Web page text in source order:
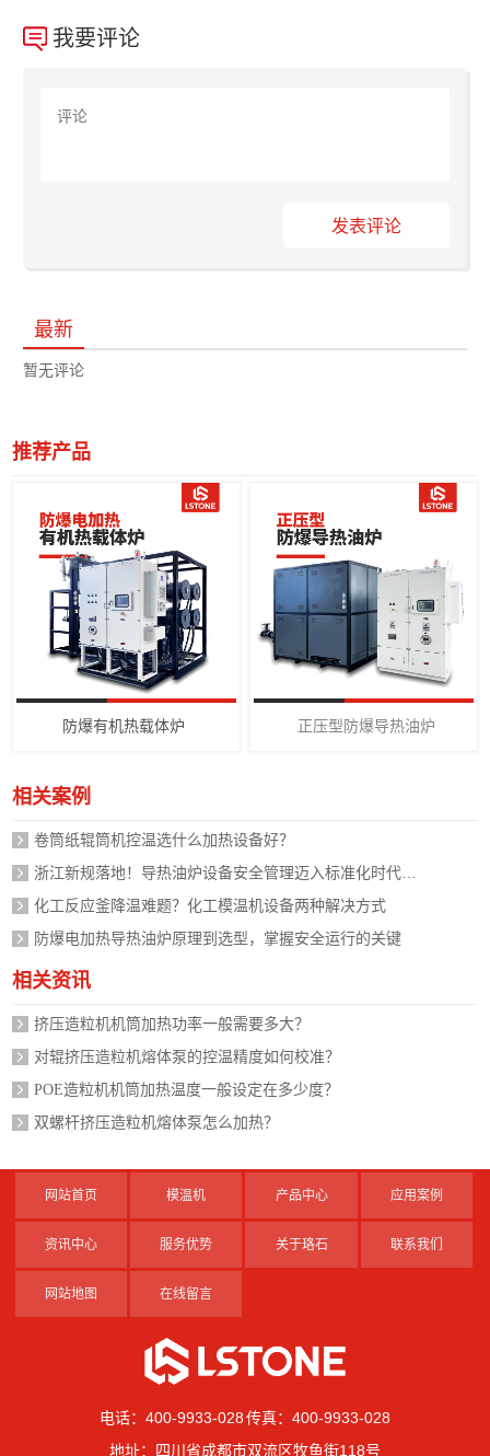
我要评论
发表评论
最新
暂无评论
推荐产品
防爆有机热载体炉 正压型防爆导热油炉
相关案例
卷筒纸辊筒机控温选什么加热设备好？
化工反应釜降温难题？化工模温机设备两种解决方式
防爆电加热导热油炉原理到选型，掌握安全运行的关键
相关资讯
挤压造粒机机筒加热功率一般需要多大？
对辊挤压造粒机熔体泵的控温精度如何校准？
POE造粒机机筒加热温度一般设定在多少度？
双螺杆挤压造粒机熔体泵怎么加热？
网站首页 模温机 产品中心 应用案例
资讯中心 服务优势 关于珞石 联系我们
网站地图 在线留言
电话：400-9933-028 传真：400-9933-028
地址：四川省成都市双流区牧鱼街118号